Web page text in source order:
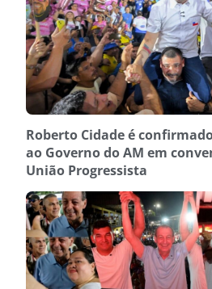
Roberto Cidade é
ao Governo do AM em
União Progressista